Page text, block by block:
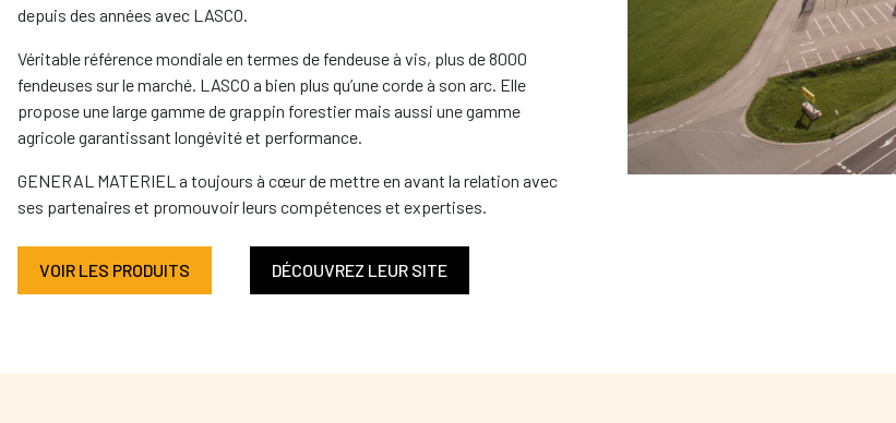
depuis des années avec LASCO.
Véritable référence mondiale en termes de fendeuse à vis, plus de 8000
fendeuses sur le marché. LASCO a bien plus qu’une corde à son arc. Elle
propose une large gamme de grappin forestier mais aussi une gamme
agricole garantissant longévité et performance.
GENERAL MATERIEL a toujours à cœur de mettre en avant la relation avec
ses partenaires et promouvoir leurs compétences et expertises.
VOIR LES PRODUITS DÉCOUVREZ LEUR SITE